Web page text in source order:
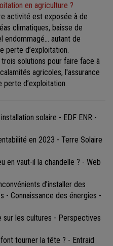
en agriculture ?
activité est exposée à de
climatiques, baisse de
endommagé… autant de
perte d’exploitation.
solutions pour faire face à
agricoles, l'assurance
d’exploitation.
solaire - EDF ENR -
en 2023 - Terre Solaire
en vaut-il la chandelle ? - Web
d’installer des
- Connaissance des énergies -
sur les cultures - Perspectives
tourner la tête ? - Entraid